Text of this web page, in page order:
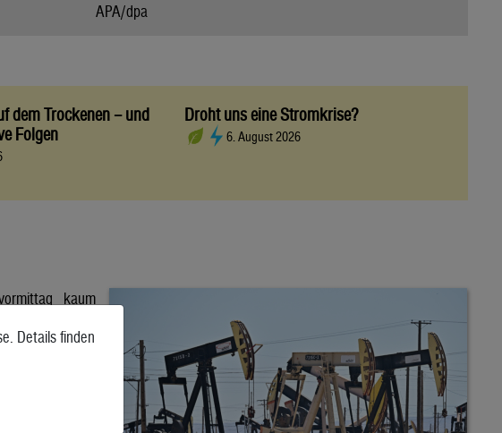
APA/dpa
dem Trockenen – und
Folgen
Droht uns eine Stromkrise?
6. August 2026
kaum
kostete am
mehr als am
der Hoffnung
warten
Details finden